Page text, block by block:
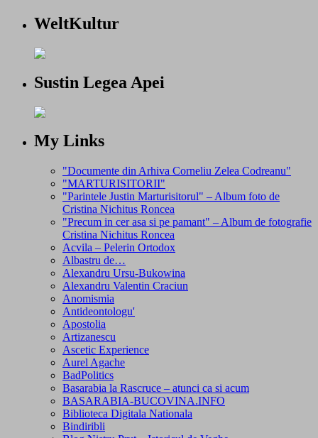
WeltKultur
Sustin Legea Apei
My Links
"Documente din Arhiva Corneliu Zelea Codreanu"
"MARTURISITORII"
"Parintele Justin Marturisitorul" – Album foto de
Cristina Nichitus Roncea
"Precum in cer asa si pe pamant" – Album de fotografie
Cristina Nichitus Roncea
Acvila – Pelerin Ortodox
Albastru de…
Alexandru Ursu-Bukowina
Alexandru Valentin Craciun
Anomismia
Antideontologu'
Apostolia
Artizanescu
Ascetic Experience
Aurel Agache
BadPolitics
Basarabia la Rascruce – atunci ca si acum
BASARABIA-BUCOVINA.INFO
Biblioteca Digitala Nationala
Bindiribli